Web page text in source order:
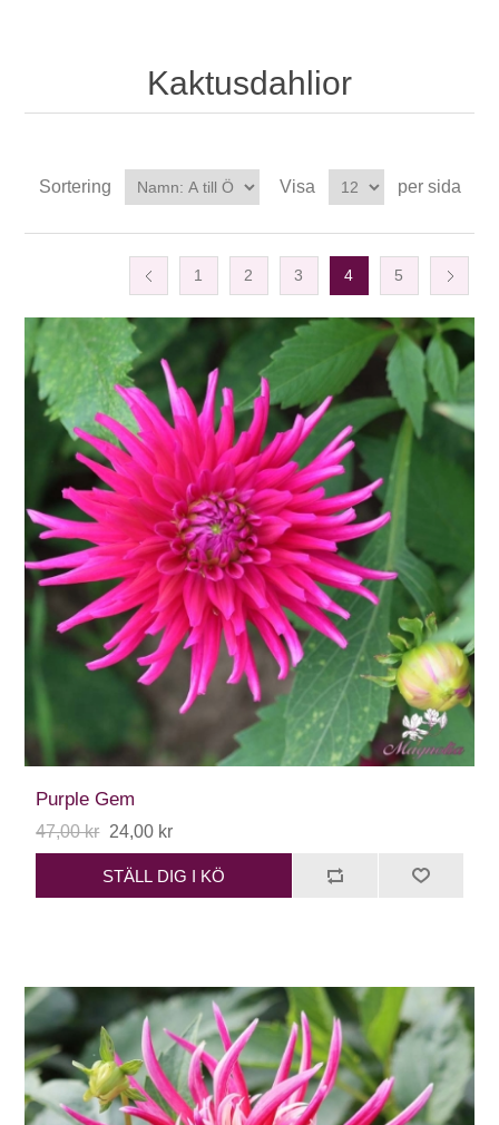
Kaktusdahlior
Sortering Visa per sida
1 2 3 4 5
Purple Gem
47,00 kr 24,00 kr
STÄLL DIG I KÖ